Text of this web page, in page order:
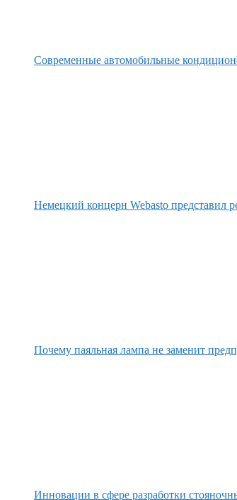
Современные автомобильные
Немецкий концерн Webasto представил
Почему паяльная лампа не заменит
Инновации в сфере разработки